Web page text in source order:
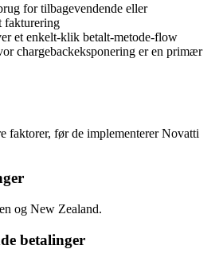
for tilbagevendende eller
fakturering
et enkelt-klik betalt-metode-flow
chargebackeksponering er en primær
faktorer, før de implementerer Novatti
og New Zealand.
betalinger